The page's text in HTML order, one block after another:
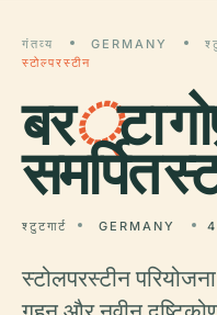
गंतव्य GERMANY
स्टोल्परस्टीन
बर्टा
समर्पित
श्टुटगार्ट GERMANY
स्टोलपरस्टीन